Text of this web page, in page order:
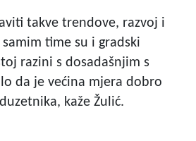
takve trendove, razvoj i
time su i gradski
razini s dosadašnjim s
da je većina mjera dobro
kaže Žulić.